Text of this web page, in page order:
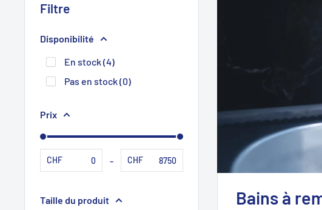
Filtre
Disponibilité
En stock (4)
Pas en stock (0)
Prix
CHF - CHF
Taille du produit
Bains à